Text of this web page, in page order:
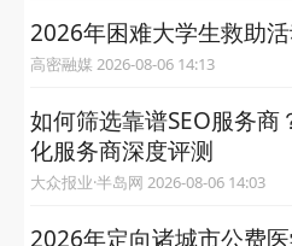
2026年困难大学生救助活
高密融媒 2026-08-06 14:13
如何筛选靠谱SEO服务
化服务商深度评测
大众报业·半岛网 2026-08-06 14:03
2026年定向诸城市公费